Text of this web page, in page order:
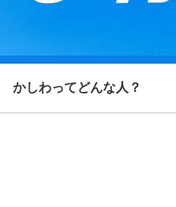
かしわってどんな人？